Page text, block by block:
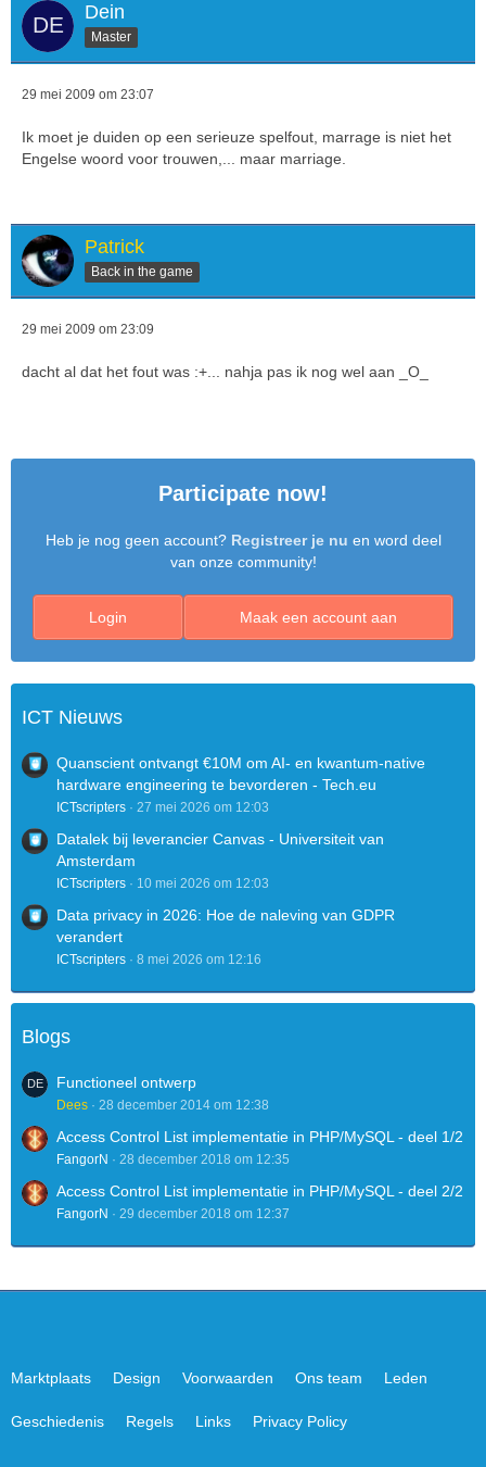
Dein
Master
29 mei 2009 om 23:07
Ik moet je duiden op een serieuze spelfout, marrage is niet het
Engelse woord voor trouwen,... maar marriage.
Patrick
Back in the game
29 mei 2009 om 23:09
dacht al dat het fout was :+... nahja pas ik nog wel aan _O_
Participate now!
Heb je nog geen account? Registreer je nu en word deel
van onze community!
Maak een account aan
Login
ICT Nieuws
Quanscient ontvangt €10M om AI- en kwantum-native
hardware engineering te bevorderen - Tech.eu
ICTscripters 27 mei 2026 om 12:03
Datalek bij leverancier Canvas - Universiteit van
Amsterdam
ICTscripters 10 mei 2026 om 12:03
Data privacy in 2026: Hoe de naleving van GDPR
verandert
ICTscripters 8 mei 2026 om 12:16
Blogs
Functioneel ontwerp
Dees 28 december 2014 om 12:38
Access Control List implementatie in PHP/MySQL - deel 1/2
FangorN 28 december 2018 om 12:35
Access Control List implementatie in PHP/MySQL - deel 2/2
FangorN 29 december 2018 om 12:37
Marktplaats Design Voorwaarden Ons team Leden
Geschiedenis Regels Links Privacy Policy